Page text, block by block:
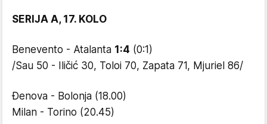
SERIJA A, 17. KOLO
Benevento - Atalanta 1:4 (0:1)
/Sau 50 - Iličić 30, Toloi 70, Zapata 71, Mjuriel 86/
Đenova - Bolonja (18.00)
Milan - Torino (20.45)